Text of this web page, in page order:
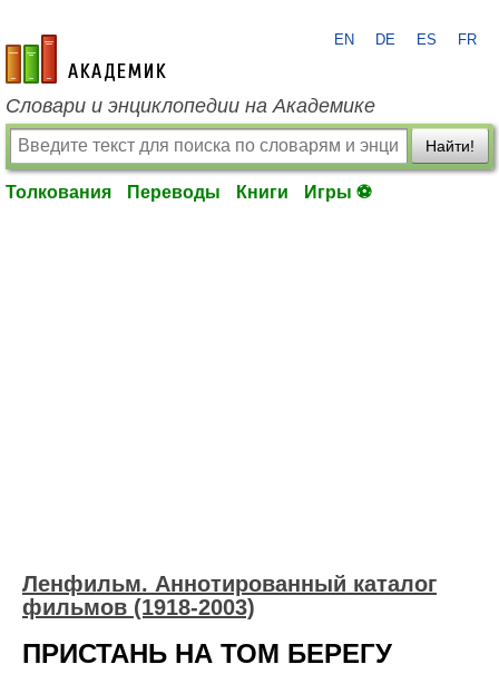
academic.ru
EN DE ES FR
Словари и энциклопедии на Академике
Найти!
Толкования Переводы Книги Игры ⚽
Ленфильм. Аннотированный каталог
фильмов (1918-2003)
ПРИСТАНЬ НА ТОМ БЕРЕГУ